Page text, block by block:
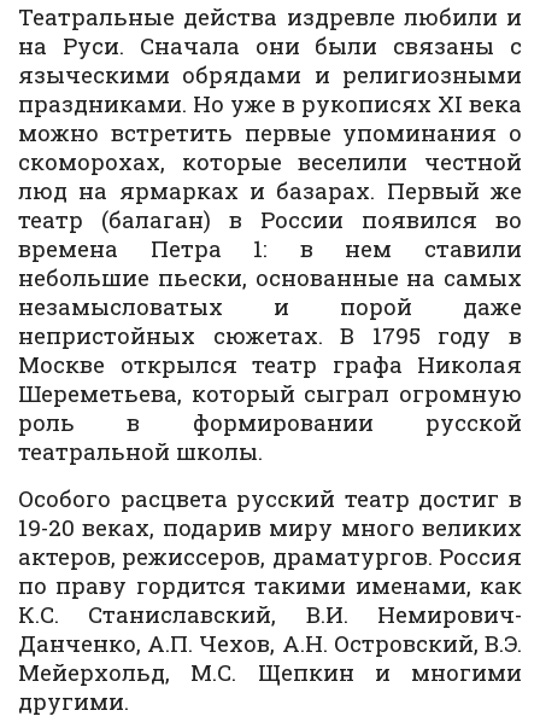
Театральные действа издревле любили и
на Руси. Сначала они были связаны с
языческими обрядами и религиозными
праздниками. Но уже в рукописях XI века
можно встретить первые упоминания о
скоморохах, которые веселили честной
люд на ярмарках и базарах. Первый же
театр (балаган) в России появился во
времена Петра 1: в нем ставили
небольшие пьески, основанные на самых
незамысловатых и порой даже
непристойных сюжетах. В 1795 году в
Москве открылся театр графа Николая
Шереметьева, который сыграл огромную
роль в формировании русской
театральной школы.
Особого расцвета русский театр достиг в
19-20 веках, подарив миру много великих
актеров, режиссеров, драматургов. Россия
по праву гордится такими именами, как
К.С. Станиславский, В.И. Немирович-
Данченко, А.П. Чехов, А.Н. Островский, В.Э.
Мейерхольд, М.С. Щепкин и многими
другими.